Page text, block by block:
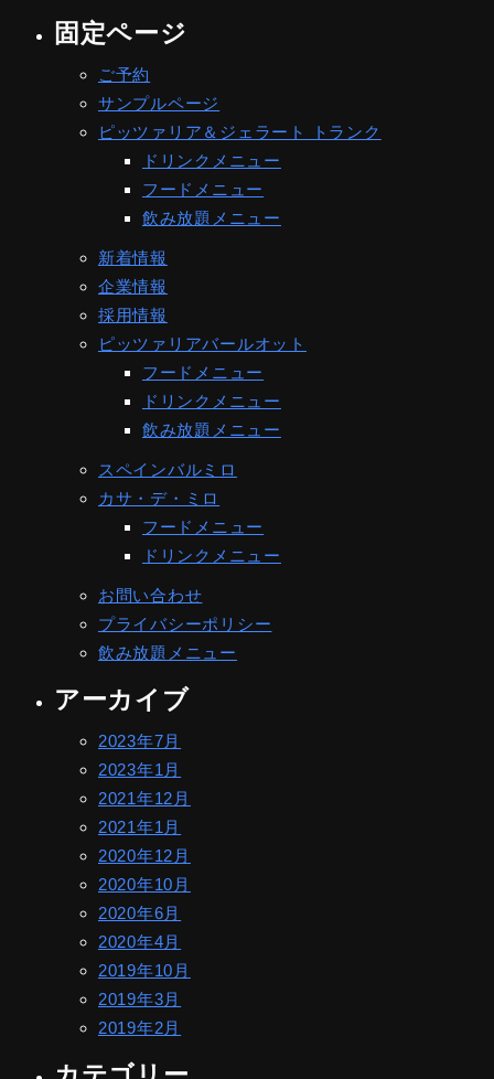
固定ページ
ご予約
サンプルページ
ピッツァリア＆ジェラート トランク
ドリンクメニュー
フードメニュー
飲み放題メニュー
新着情報
企業情報
採用情報
ピッツァリアバールオット
フードメニュー
ドリンクメニュー
飲み放題メニュー
スペインバルミロ
カサ・デ・ミロ
フードメニュー
ドリンクメニュー
お問い合わせ
プライバシーポリシー
飲み放題メニュー
アーカイブ
2023年7月
2023年1月
2021年12月
2021年1月
2020年12月
2020年10月
2020年6月
2020年4月
2019年10月
2019年3月
2019年2月